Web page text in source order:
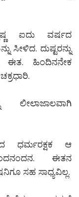
ಐದು ವರ್ಷದ
ಸೀಳಿದ. ದುಷ್ಟರನ್ನು
ಈತ. ಹಿಂದಿನನೇಕ
ಲೀಲಾಜಾಲವಾಗಿ
ಧರ್ಮರಕ್ಷಕ ಆ
ಈತನ
ಸಹ ಸಾಧ್ಯವಿಲ್ಲ.